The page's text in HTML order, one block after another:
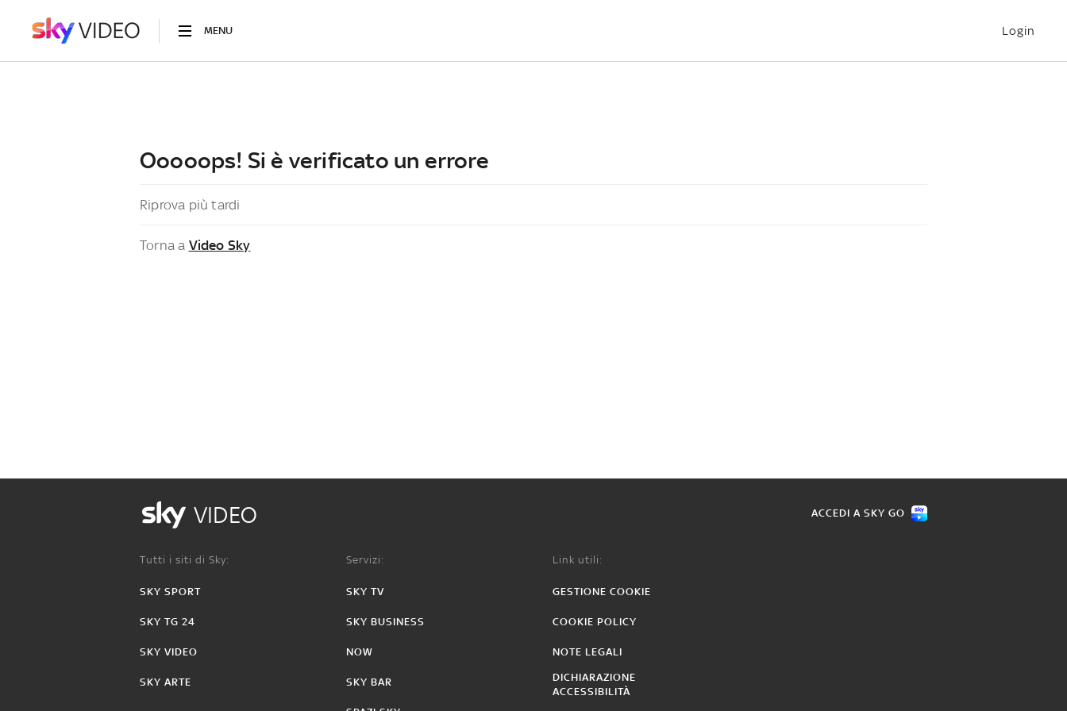
MENU Login
Ooooops! Si è verificato un errore
Riprova più tardi
Torna a Video Sky
VIDEO ACCEDI A SKY GO
Tutti i siti di Sky:
SKY SPORT
SKY TG 24
SKY VIDEO
SKY ARTE
Servizi:
SKY TV
SKY BUSINESS
NOW
SKY BAR
Link utili:
GESTIONE COOKIE
COOKIE POLICY
NOTE LEGALI
DICHIARAZIONE
ACCESSIBILITÀ